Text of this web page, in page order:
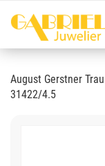
August Gerstner
31422/4.5